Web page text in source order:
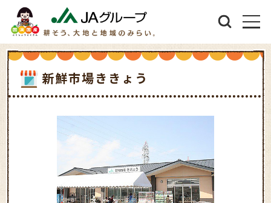
新鮮市場ききょう